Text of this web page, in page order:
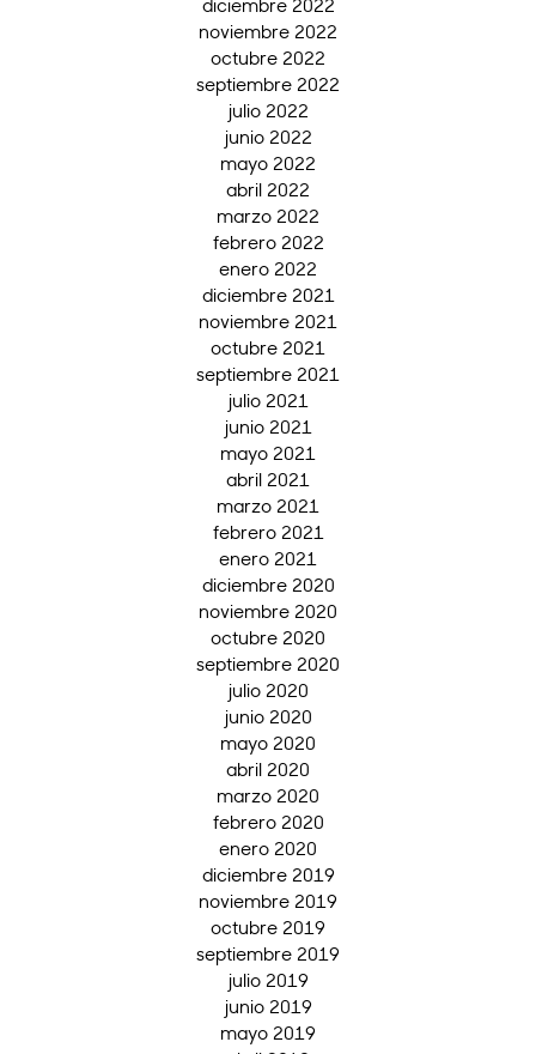
noviembre 2022
octubre 2022
septiembre 2022
julio 2022
junio 2022
mayo 2022
abril 2022
marzo 2022
febrero 2022
enero 2022
diciembre 2021
noviembre 2021
octubre 2021
septiembre 2021
julio 2021
junio 2021
mayo 2021
abril 2021
marzo 2021
febrero 2021
enero 2021
diciembre 2020
noviembre 2020
octubre 2020
septiembre 2020
julio 2020
junio 2020
mayo 2020
abril 2020
marzo 2020
febrero 2020
enero 2020
diciembre 2019
noviembre 2019
octubre 2019
septiembre 2019
julio 2019
junio 2019
mayo 2019